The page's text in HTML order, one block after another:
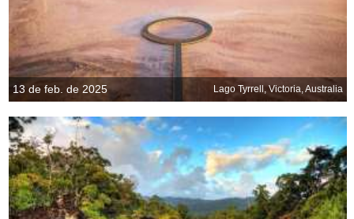
13 de feb. de 2025 Lago Tyrrell, Victoria, Australia